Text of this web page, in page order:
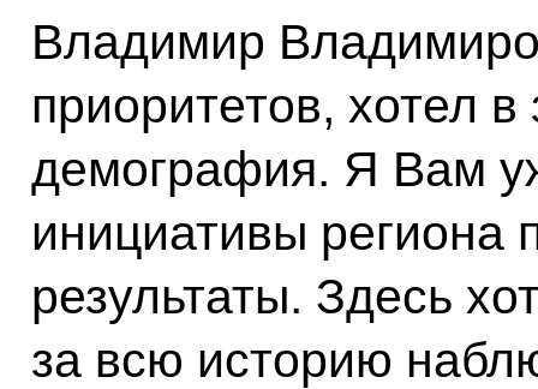
Владимир
приоритетов, хотел
демография. Я Вам
инициативы региона
результаты. Здесь
за всю историю